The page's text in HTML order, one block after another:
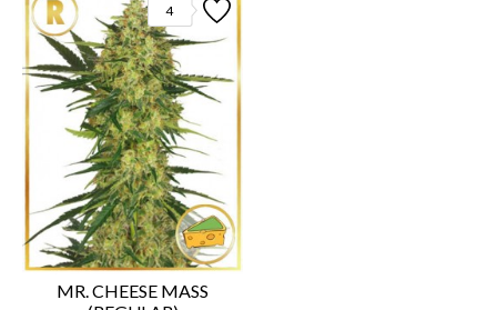
4
MR. CHEESE MASS